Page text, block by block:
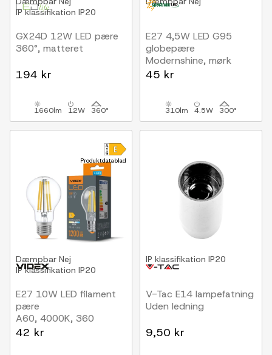
IP klassifikation IP20
GX24D 12W LED pære
360°, matteret
194 kr
1660lm 12W 360°
E27 4,5W LED G95
globepære
Modernshine, mørk
effekt
45 kr
310lm 4.5W 300°
Produktdatablad
Dæmpbar Nej
IP klassifikation IP20
E27 10W LED filament
pære
A60, 4000K, 360
grader, glas
42 kr
IP klassifikation IP20
V-Tac E14 lampefatning
Uden ledning
9,50 kr